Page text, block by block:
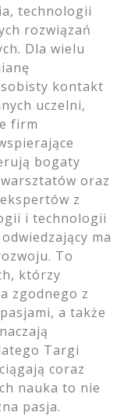
technologii
rozwiązań
Dla wielu
kontakt
uczelni,
firm
bogaty
oraz
z
i technologii
ma
To
którzy
zgodnego z
a także
Targi
coraz
nauka to nie
pasja.